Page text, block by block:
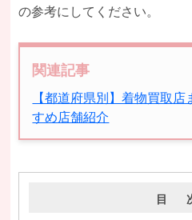
の参考にしてください。
関連記事
【都道府県別】着物買取
すめ店舗紹介
目